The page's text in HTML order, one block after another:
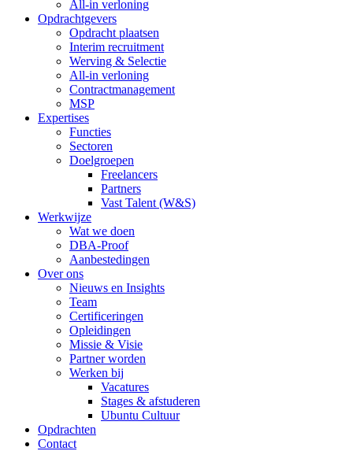
All-in verloning
Opdrachtgevers
Opdracht plaatsen
Interim recruitment
Werving & Selectie
All-in verloning
Contractmanagement
MSP
Expertises
Functies
Sectoren
Doelgroepen
Freelancers
Partners
Vast Talent (W&S)
Werkwijze
Wat we doen
DBA-Proof
Aanbestedingen
Over ons
Nieuws en Insights
Team
Certificeringen
Opleidingen
Missie & Visie
Partner worden
Werken bij
Vacatures
Stages & afstuderen
Ubuntu Cultuur
Opdrachten
Contact